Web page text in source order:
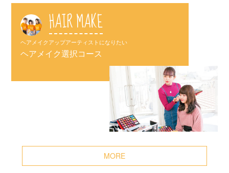
HAIR MAKE
ヘアメイクアップアーティストになりたい
ヘアメイク選択コース
MORE